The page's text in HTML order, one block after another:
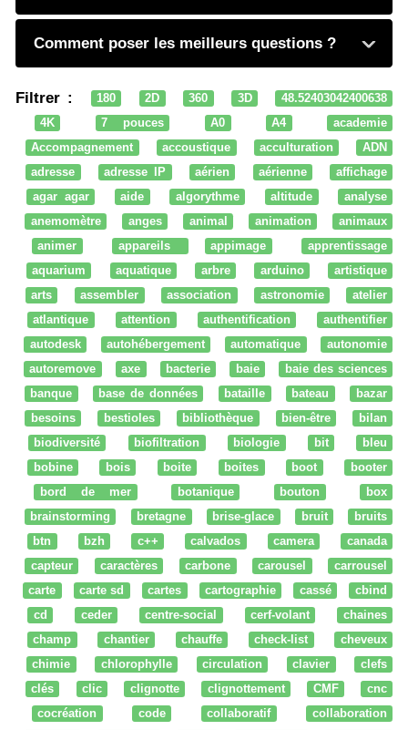
Comment poser les meilleurs questions ?
Filtrer : 180 2D 360 3D
48.52403042400638
4K
7 pouces A0 A4
academie
Accompagnement
accoustique acculturation
ADN
adresse
adresse IP aérien aérienne
affichage
agar agar
aide algorythme altitude
analyse
anemomètre
anges animal animation
animaux
animer
appareils appimage
apprentissage
aquarium
aquatique arbre arduino
artistique
arts
assembler association astronomie
atelier
atlantique
attention authentification
authentifier
autodesk
autohébergement automatique
autonomie
autoremove
axe bacterie baie
baie des sciences
banque
base de données bataille bateau
bazar
besoins
bestioles bibliothèque bien-être
bilan
biodiversité
biofiltration biologie bit
bleu
bobine
bois boite boites boot
booter
bord de mer
botanique bouton
box
brainstorming
bretagne brise-glace bruit
bruits
btn
bzh c++ calvados camera
canada
capteur
caractères carbone carousel
carrousel
carte
carte sd cartes cartographie cassé
cbind
cd
ceder centre-social cerf-volant
chaines
champ
chantier chauffe check-list
cheveux
chimie
chlorophylle circulation clavier
clefs
clés
clic clignotte clignottement CMF
cnc
cocréation
code collaboratif
collaboration